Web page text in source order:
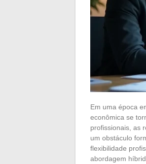
Em uma época
econômica se
profissionais, as
um obstáculo
flexibilidade
abordagem